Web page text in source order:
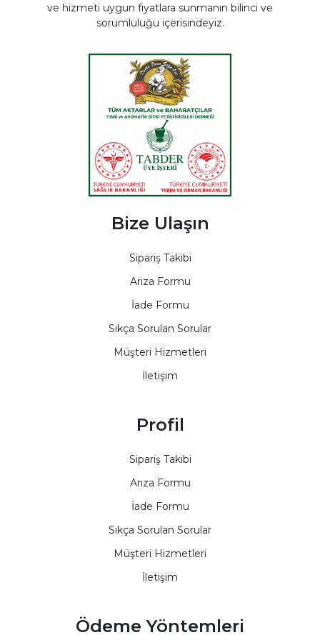
ve hizmeti uygun fiyatlara sunmanın bilinci ve
sorumluluğu içerisindeyiz.
Bize Ulaşın
Sipariş Takibi
Arıza Formu
İade Formu
Sıkça Sorulan Sorular
Müşteri Hizmetleri
İletişim
Profil
Sipariş Takibi
Arıza Formu
İade Formu
Sıkça Sorulan Sorular
Müşteri Hizmetleri
İletişim
Ödeme Yöntemleri